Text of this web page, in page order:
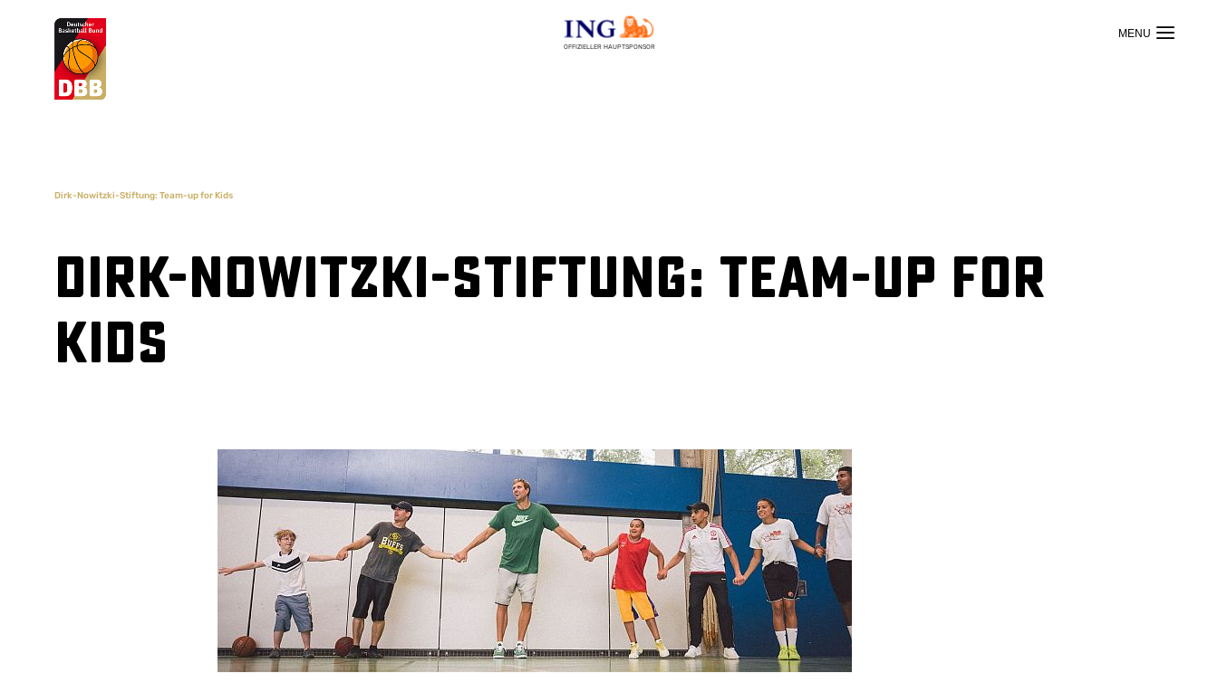
OFFIZIELLER HAUPTSPONSOR
Suchvorschläge
Dirk-Nowitzki-Stiftung: Team-up for Kids
Dirk-Nowitzki-Stiftung: Team-up for
Kids